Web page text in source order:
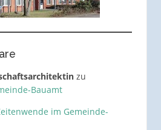
zu
Bauamt
im Gemeinde-